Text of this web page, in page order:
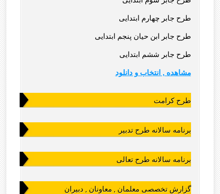
طرح جابر چهارم ابتدایی
طرح جابر ابن حیان پنجم ابتدایی
طرح جابر ششم ابتدایی
مشاهده , انتخاب و دانلود
طرح کرامت
برنامه سالانه طرح تدبیر
برنامه سالانه طرح تعالی
گزارش تخصصی معلمان , معاونان , دبیران